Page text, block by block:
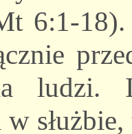
6:1-
ludzi.
w